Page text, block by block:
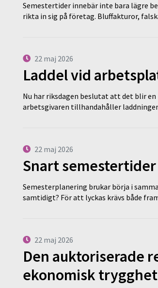
Semestertider innebär inte bara lägre
rikta in sig på företag. Bluffakturor,
22 maj 2026
Laddel vid
Nu har riksdagen beslutat att det blir
arbetsgivaren tillhandahåller
22 maj 2026
Snart
Semesterplanering brukar börja i
samtidigt? För att lyckas krävs både
22 maj 2026
Den auktoriserade
ekonomisk trygghet